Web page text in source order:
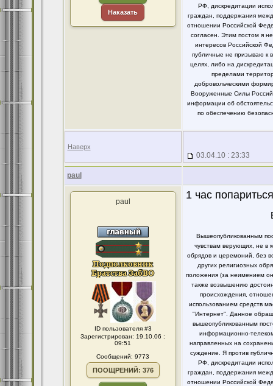
Наказать
РФ, дискредитации
граждан, поддержания
отношении Российской
согласен. Этим постом я
интересов Российской
публичные не призываю к
целях, либо на
пределами
добровольческими
Вооруженные Силы
информации об
по обеспечению
Наверх
03.04.10 : 23:33
paul
paul
ID пользователя #3
Зарегистрирован: 19.10.06 :
09:51
Сообщений: 9773
ПООЩРЕНИЙ: 376
1 час
Вышеопубликованным
чувствам верующих, не в
обрядов и церемоний, без
других религиозных
положения (за неимением
также возвышению
происхождения,
использованием средств
"Интернет". Данное
вышеопубликованным
информационно-
направленных на
суждение. Я против
РФ, дискредитации
граждан, поддержания
отношении Российской